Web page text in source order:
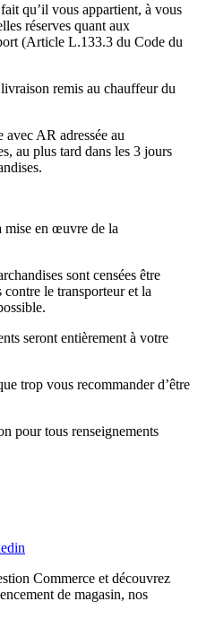
qu’il vous appartient, à vous
réserves quant aux
(Article L.133.3 du Code du
remis au chauffeur du
AR adressée au
au plus tard dans les 3 jours
mise en œuvre de la
sont censées être
le transporteur et la
seront entièrement à votre
trop vous recommander d’être
pour tous renseignements
Commerce et découvrez
de magasin, nos